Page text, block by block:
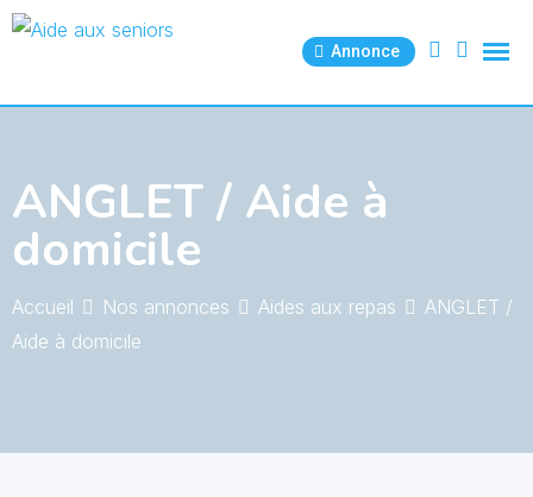
Skip
Annonce
ANGLET / Aide à
domicile
Accueil Nos annonces Aides aux repas
ANGLET /
Aide à domicile